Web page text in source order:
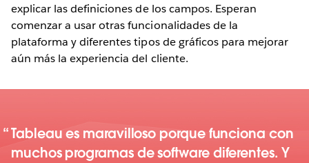
explicar las definiciones de los campos. Esperan
comenzar a usar otras funcionalidades de la
plataforma y diferentes tipos de gráficos para mejorar
aún más la experiencia del cliente.
Tableau es maravilloso porque funciona con
muchos programas de software diferentes. Y